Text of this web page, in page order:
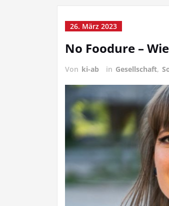
26. März 2023
No Foodure –
Von ki-ab in Gesellschaft,